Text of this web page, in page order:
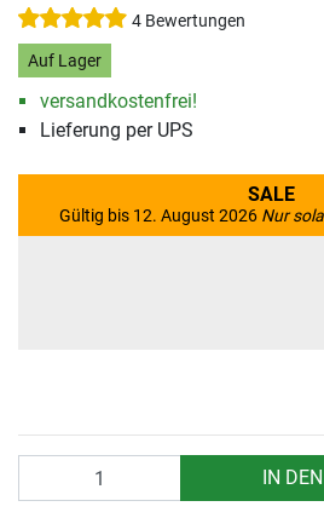
4 Bewertungen
Auf Lager
versandkostenfrei!
Lieferung per UPS
SALE
Gültig bis 12. August 2026 Nur
IN